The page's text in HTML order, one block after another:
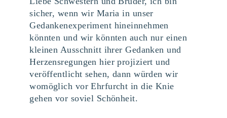
sicher, wenn wir Maria in unser
Gedankenexperiment hineinnehmen
könnten und wir könnten auch nur einen
kleinen Ausschnitt ihrer Gedanken und
Herzensregungen hier projiziert und
veröffentlicht sehen, dann würden wir
womöglich vor Ehrfurcht in die Knie
gehen vor soviel Schönheit.